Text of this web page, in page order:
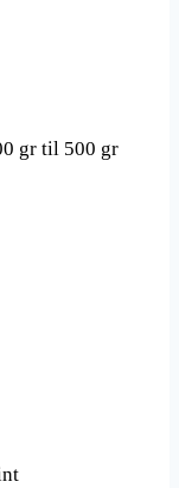
gr til 500 gr